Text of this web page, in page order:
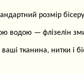
розмір
водою — флізелін
тканина, нитки і